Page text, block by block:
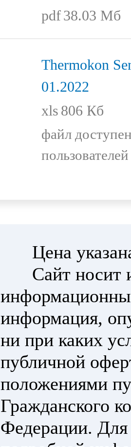
pdf38.03 Мб
Thermokon
01.2022
xls 806 Кб
файл
пользователей
Цена
Сайт носит
информация,
ни при каких
публичной
положениями
Гражданского
Федерации. Для